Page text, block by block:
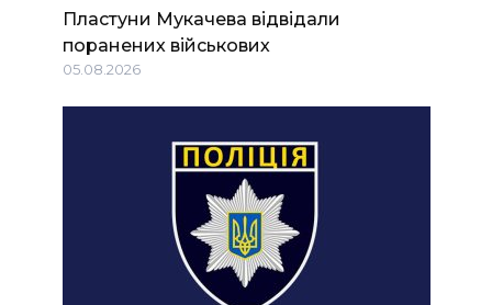
Пластуни Мукачева відвідали
поранених військових
05.08.2026